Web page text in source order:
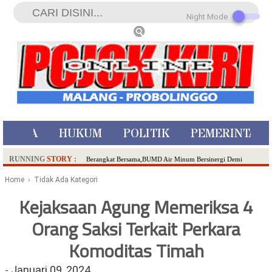
HUKUM POLITIK
RUNNING STORY : Berangkat Bersama,BUMD Air Minum Bersinergi Demi
Ditangkap di Kediri,Satu Buron
SDN Sumberejo 02 Kota Batu Kembangkan Program Inovasi
Literasi Melalui LASKAR JODA, Usung Filosofi Gelar Sehelai
Tikar
Ambulance Dari Berbagai Daerah Padati Kota Wisata Batu
Home › Tidak Ada Kategori
Kejaksaan Agung Memeriksa 4
Orang Saksi Terkait Perkara
Komoditas Timah
Night Mode